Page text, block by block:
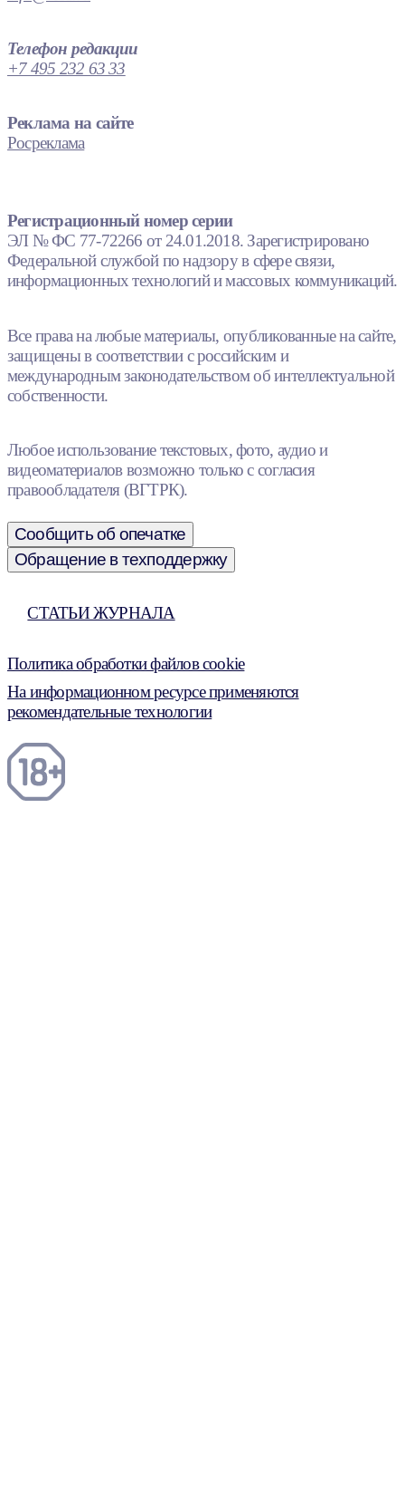
Телефон редакции
+7 495 232 63 33
Реклама на сайте
Росреклама
Регистрационный номер серии
ЭЛ № ФС 77-72266 от 24.01.2018. Зарегистрировано
Федеральной службой по надзору в сфере связи,
информационных технологий и массовых коммуникаций.
Все права на любые материалы, опубликованные на сайте,
защищены в соответствии с российским и
международным законодательством об интеллектуальной
собственности.
Любое использование текстовых, фото, аудио и
видеоматериалов возможно только с согласия
правообладателя (ВГТРК).
Сообщить об опечатке
Обращение в техподдержку
СТАТЬИ ЖУРНАЛА
Политика обработки файлов cookie
На информационном ресурсе применяются
рекомендательные технологии